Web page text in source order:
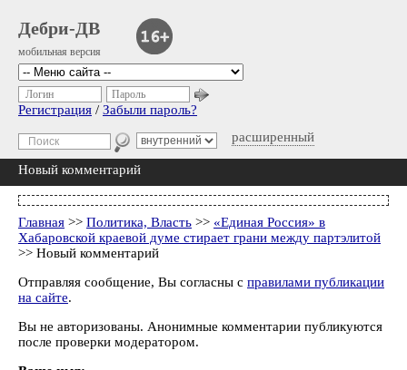
Дебри-ДВ
мобильная версия
расширенный
Логин Пароль
Регистрация / Забыли пароль?
Новый комментарий
Главная >> Политика, Власть >> «Единая Россия» в
Хабаровской краевой думе стирает грани между партэлитой
>> Новый комментарий
Отправляя сообщение, Вы согласны с правилами публикации
на сайте.
Вы не авторизованы. Анонимные комментарии публикуются
после проверки модератором.